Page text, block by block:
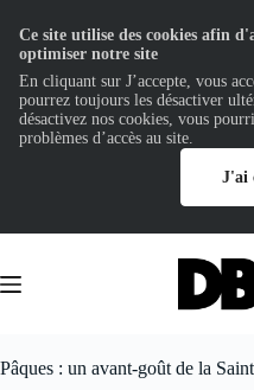
contenu
Pâques : un avant-goût de la
Ce site utilise des cookies afin
optimiser notre site
En cliquant sur J’accepte, vous
pourrez toujours les désactiver
désactivez nos cookies, vous
problèmes d’accès au site.
J'ai